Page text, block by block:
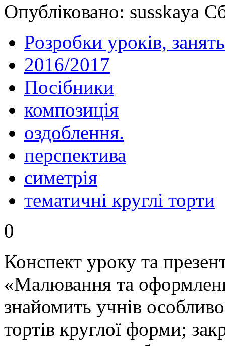
Опубліковано: susskaya
Розробки уроків, занять
2016/2017
Посібники
композиція
оздоблення.
перспектива
симетрія
тематичні круглі торти
0
Конспект уроку та
«Малювання та
знайомить учнів
тортів круглої форми;